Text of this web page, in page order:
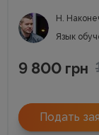
Н.
Язык
9 800 грн
Подать